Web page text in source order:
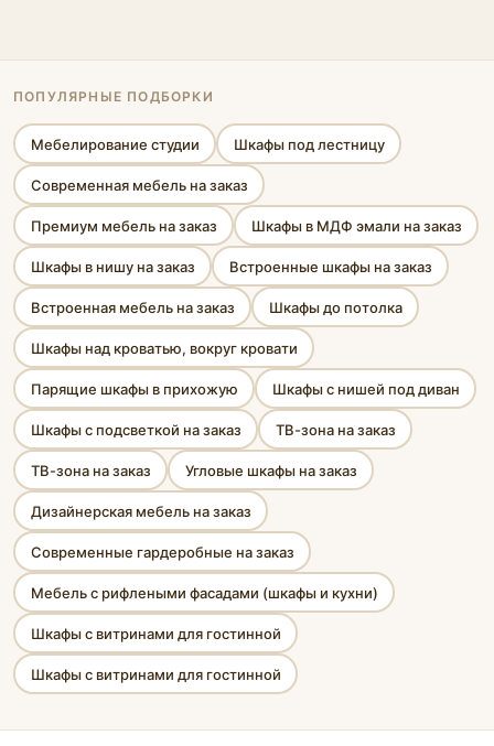
ПОПУЛЯРНЫЕ ПОДБОРКИ
Мебелирование студии Шкафы под лестницу
Современная мебель на заказ
Премиум мебель на заказ Шкафы в МДФ эмали на заказ
Шкафы в нишу на заказ Встроенные шкафы на заказ
Встроенная мебель на заказ Шкафы до потолка
Шкафы над кроватью, вокруг кровати
Парящие шкафы в прихожую Шкафы с нишей под диван
Шкафы с подсветкой на заказ ТВ-зона на заказ
ТВ-зона на заказ Угловые шкафы на заказ
Дизайнерская мебель на заказ
Современные гардеробные на заказ
Мебель с рифлеными фасадами (шкафы и кухни)
Шкафы с витринами для гостинной
Шкафы с витринами для гостинной